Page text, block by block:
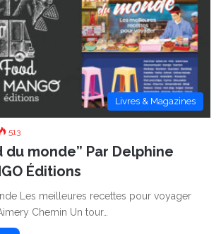
Livres & Magazines
513
monde” Par Delphine
Éditions
Les meilleures recettes pour voyager
Chemin Un tour…